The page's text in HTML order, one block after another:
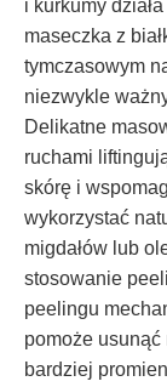
i kurkumy
maseczka z
tymczasowym
niezwykle
Delikatne
ruchami
skórę i
wykorzystać
migdałów lub
stosowanie
peelingu
pomoże usunąć
bardziej